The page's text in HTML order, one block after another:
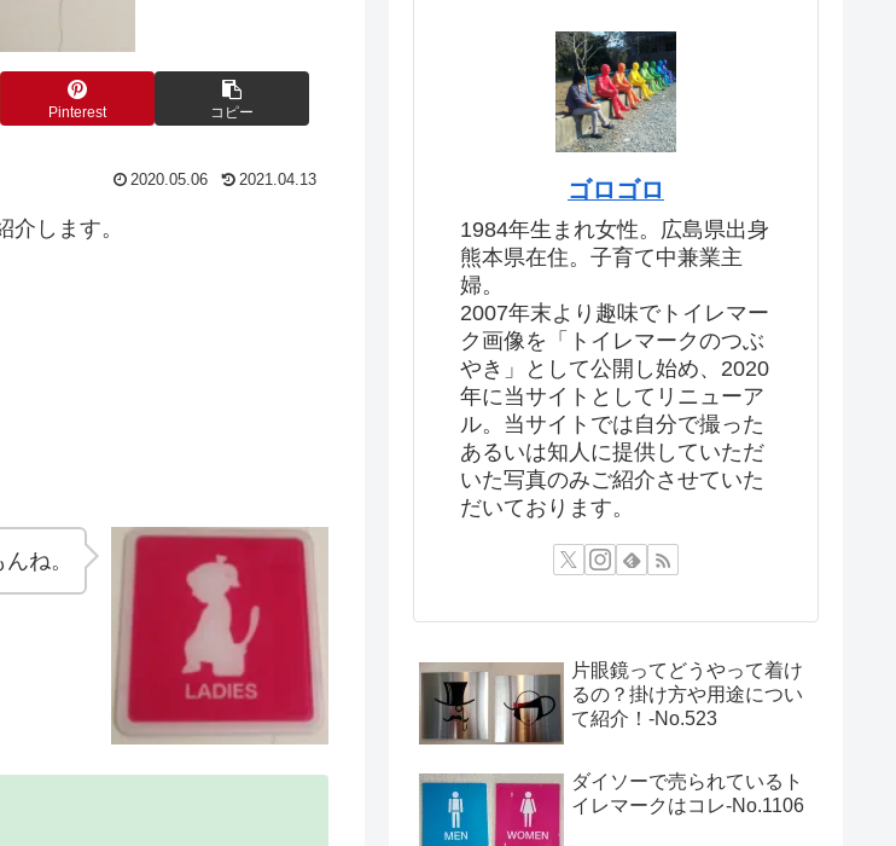
Pinterest コピー
2020.05.06 2021.04.13
します。
ね。
ゴロゴロ
1984年生まれ女性。広島県出身
熊本県在住。子育て中兼業主
婦。
2007年末より趣味でトイレマー
ク画像を「トイレマークのつぶ
やき」として公開し始め、2020
年に当サイトとしてリニューア
ル。当サイトでは自分で撮った
あるいは知人に提供していただ
いた写真のみご紹介させていた
だいております。
片眼鏡ってどうやって着け
るの？掛け方や用途につい
て紹介！‐No.523
ダイソーで売られているト
イレマークはコレ-No.1106